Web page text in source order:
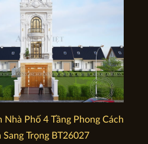
Nhà Phố 4 Tầng Phong Cách
Trọng BT26027